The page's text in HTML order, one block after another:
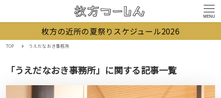
MENU
枚方の近所の夏祭りスケジュール2026
TOP うえだなおき事務所
「うえだなおき事務所」に関する記事一覧